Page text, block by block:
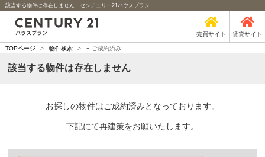
該当する物件は存在しません｜センチュリー21ハウスプラン
売買サイト 賃貸サイト
TOPページ > 物件検索 > - ご成約済み
該当する物件は存在しません
お探しの物件はご成約済みとなっております。
下記にて再建策をお願いたします。